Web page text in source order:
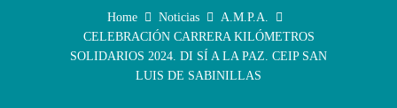
Home Noticias
A.M.P.A.
CELEBRACIÓN CARRERA KILÓMETROS
SOLIDARIOS 2024. DI SÍ A LA PAZ. CEIP SAN
LUIS DE SABINILLAS